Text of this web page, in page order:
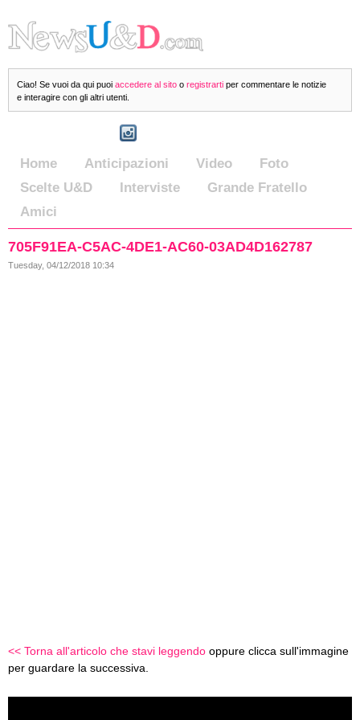
Ciao! Se vuoi da qui puoi accedere al sito o registrarti per commentare le notizie
e interagire con gli altri utenti.
Home Anticipazioni Video
Foto
Scelte U&D
Interviste
Grande Fratello
Amici
705F91EA-C5AC-4DE1-AC60-03AD4D162787
Tuesday, 04/12/2018 10:34
<< Torna all'articolo che stavi leggendo oppure clicca sull'immagine
per guardare la successiva.